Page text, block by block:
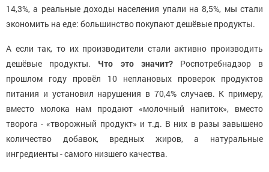
14,3%, а реальные доходы населения упали на 8,5%, мы стали
экономить на еде: большинство покупают дешёвые продукты.
А если так, то их производители стали активно производить
дешёвые продукты. Что это значит?Роспотребнадзор в
прошлом году провёл 10 неплановых проверок продуктов
питания и установил нарушения в 70,4% случаев. К примеру,
вместо молока нам продают «молочный напиток», вместо
творога - «творожный продукт» и т.д. В них в разы завышено
количество добавок, вредных жиров, а натуральные
ингредиенты - самого низшего качества.